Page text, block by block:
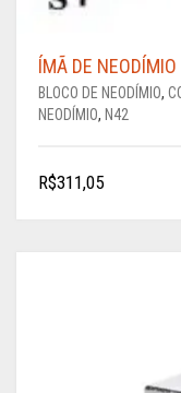
ÍMÃ DE
BLOCO DE NEODÍMIO,
NEODÍMIO, N42
R$311,05